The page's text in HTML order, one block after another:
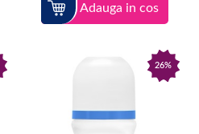
Adauga in cos
26%